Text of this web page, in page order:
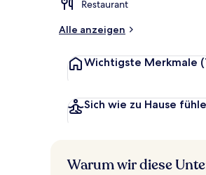
Restaurant
Alle anzeigen
Wichtigste Merkmale
Sich wie zu Hause
Warum wir diese